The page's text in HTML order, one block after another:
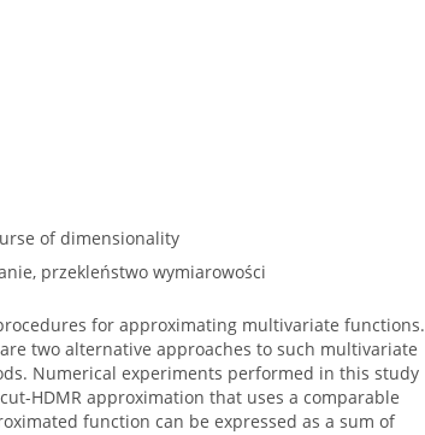
of dimensionality
przekleństwo wymiarowości
for approximating multivariate functions.
two alternative approaches to such multivariate
Numerical experiments performed in this study
HDMR approximation that uses a comparable
function can be expressed as a sum of